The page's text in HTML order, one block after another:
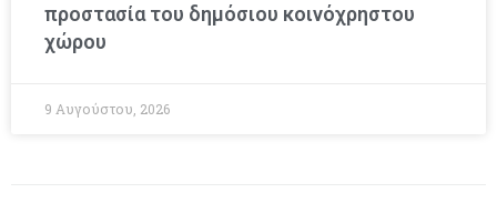
προστασία του δημόσιου κοινόχρηστου
χώρου
9 Αυγούστου, 2026